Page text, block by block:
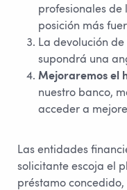
profesionales de
posición más
La devolución
supondrá una
Mejoraremos el
nuestro banco,
acceder a
Las entidades
solicitante escoja el
préstamo